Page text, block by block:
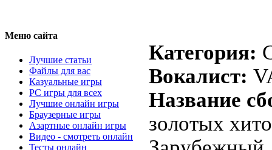
Меню сайта
Лучшие статьи
Файлы для вас
Казуальные игры
PC игры для всех
Лучшие онлайн игры
Браузерные игры
Азартные онлайн игры
Видео - смотреть онлайн
Тесты онлайн
Категория:
Вокалист:
Название
золотых